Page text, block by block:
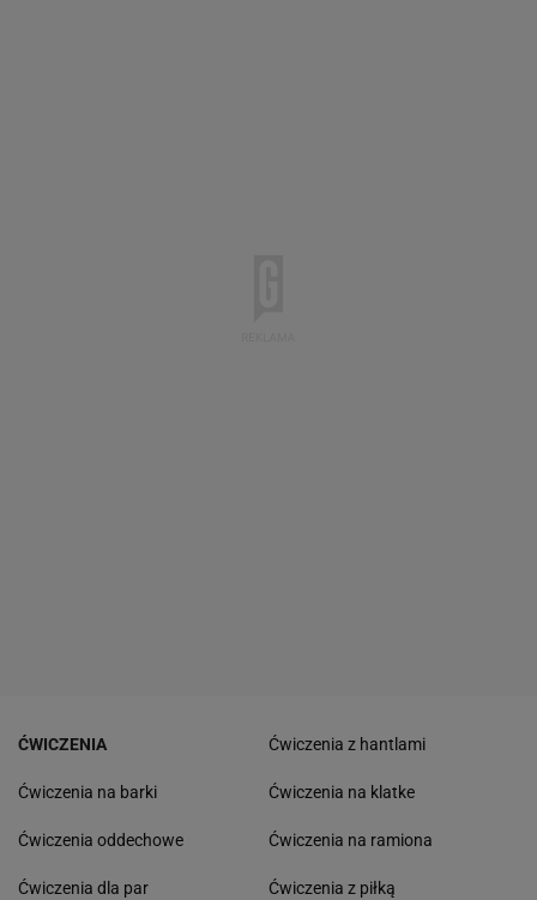
ĆWICZENIA
Ćwiczenia na barki
Ćwiczenia oddechowe
Ćwiczenia dla par
Ćwiczenia z hantlami
Ćwiczenia na klatke
Ćwiczenia na ramiona
Ćwiczenia z piłką